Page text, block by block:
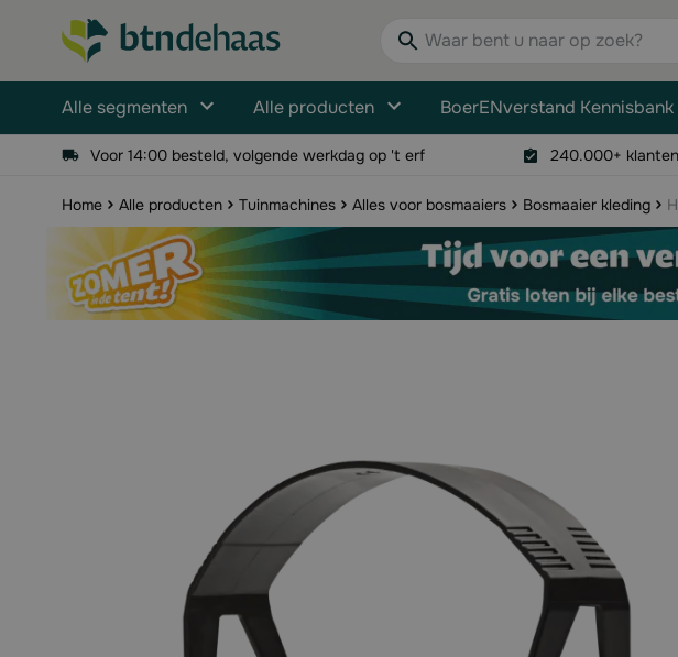
Waar bent u naar op zoek?
Alle segmenten Alle producten BoerENverstand Kennisbank
Voor 14:00 besteld, volgende werkdag op 't erf 240.000+
Home Alle producten Tuinmachines Alles voor bosmaaiers Bosmaaier kleding